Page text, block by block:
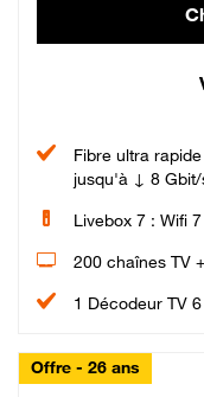
Fibre ultra rapide
jusqu'à ↓ 8
Livebox 7 : Wifi
200 chaînes TV +
1 Décodeur TV 6
Offre - 26 ans